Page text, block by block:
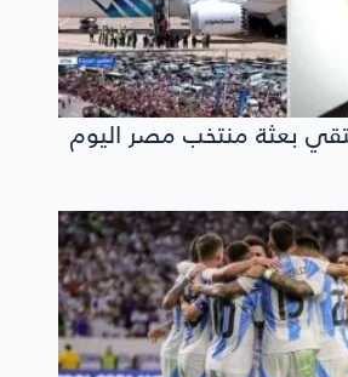
بعثة منتخب مصر اليوم